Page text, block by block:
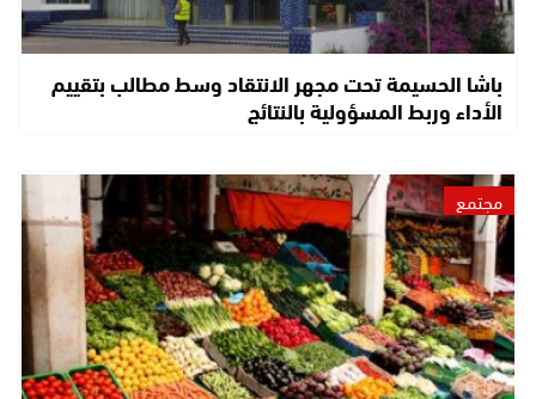
باشا الحسيمة تحت مجهر الانتقاد وسط مطالب بتقييم
الأداء وربط المسؤولية بالنتائج
مجتمع